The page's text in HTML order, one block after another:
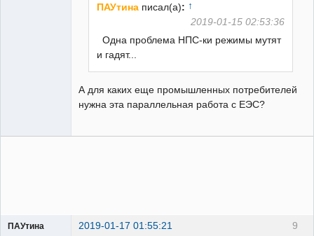
ПАУтина писал(а): ↑
2019-01-15 02:53:36
Одна проблема НПС-ки режимы мутят
и гадят...
А для каких еще промышленных потребителей
нужна эта параллельная работа с ЕЭС?
9
ПАУтина 2019-01-17 01:55:21